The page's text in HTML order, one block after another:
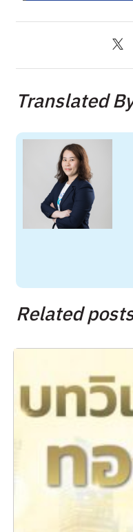
Translated
Related